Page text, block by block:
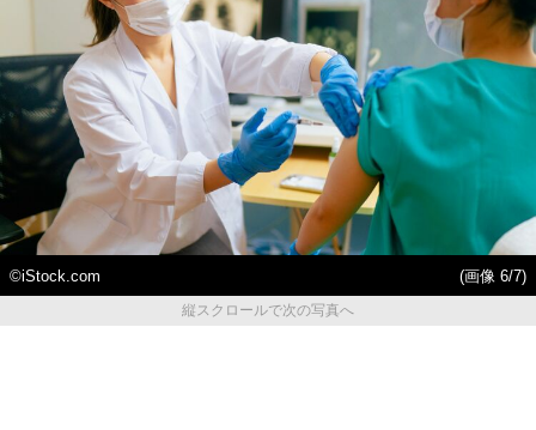
©️iStock.com
(画像 6/7)
縦スクロールで次の写真へ